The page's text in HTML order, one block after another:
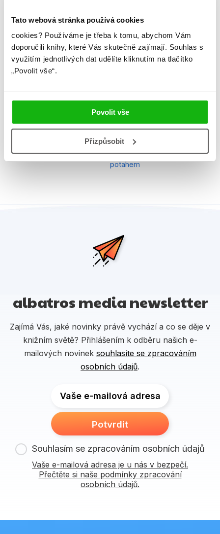
Tato webová stránka používá cookies
cookies? Používáme je třeba k tomu, abychom Vám
doporučili knihy, které Vás skutečně zajímají. Souhlas s
využitím jednotlivých dat udělíte kliknutím na tlačítko
„Povolit vše“.
Povolit vše
Přizpůsobit
Ilustrátor Walt Disney
Řady Disney - Ledové království
Původní název Frozen kindergarden
EAN
Věk od 3
Edice zvídavého předškoláka
Vazba
vázaná s laminovaným
potahem
albatros media newsletter
Zajímá Vás, jaké novinky právě vychází a co se děje v
knižním světě? Přihlášením k odběru našich e-
mailových novinek souhlasíte se zpracováním
osobních údajů.
Vaše e-mailová adresa
Potvrdit
Souhlasím se zpracováním osobních údajů
Vaše e-mailová adresa je u nás v bezpečí.
Přečtěte si naše podmínky zpracování
osobních údajů.